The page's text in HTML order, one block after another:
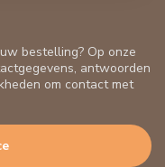
bestelling? Op onze
antwoorden
om contact met